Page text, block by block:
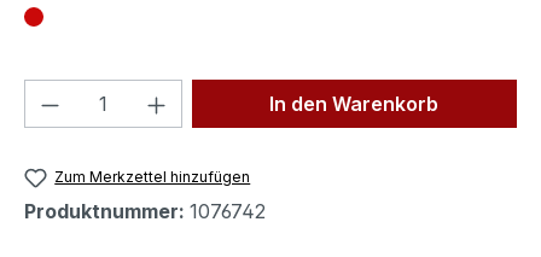
Produkt Anzahl: Gib denIn den Warenkorb
Zum Merkzettel hinzufügen
Produktnummer: 1076742